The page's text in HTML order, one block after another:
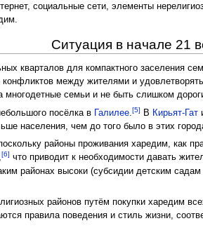
социальные сети, элементы
Ситуация в начале 21
кварталов для компактного заселения
конфликтов между жителями и
многодетные семьи и не быть слишком
посёлка в Галилее.[5] В Кирьят-Гат
населения, чем до того было в этих
районы проживания харедим, как
[6] что приводит к необходимости давать
районах высоки (субсидии детским
районов путём покупки харедим
правила поведения и стиль жизни,